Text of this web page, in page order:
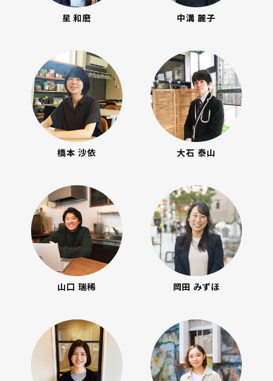
星 和磨 中溝 麗子
橋本 沙依 大石 泰山
山口 瑞稀 岡田 みずほ